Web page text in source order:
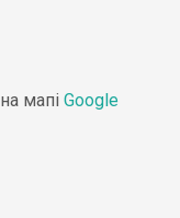
мапі Google